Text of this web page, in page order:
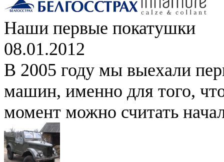
Наши первые покатушки
08.01.2012
В 2005 году мы выехали
машин, именно для того,
момент можно считать